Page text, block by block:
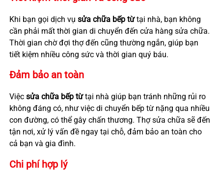
Khi bạn gọi dịch vụ sửa chữa bếp từtại nhà, bạn không
cần phải mất thời gian di chuyển đến cửa hàng sửa chữa.
Thời gian chờ đợi thợ đến cũng thường ngắn, giúp bạn
tiết kiệm nhiều công sức và thời gian quý báu.
Đảm bảo an toàn
Việc sửa chữa bếp từtại nhà giúp bạn tránh những rủi ro
không đáng có, như việc di chuyển bếp từ nặng qua nhiều
con đường, có thể gây chấn thương. Thợ sửa chữa sẽ đến
tận nơi, xử lý vấn đề ngay tại chỗ, đảm bảo an toàn cho
cả bạn và gia đình.
Chi phí hợp lý